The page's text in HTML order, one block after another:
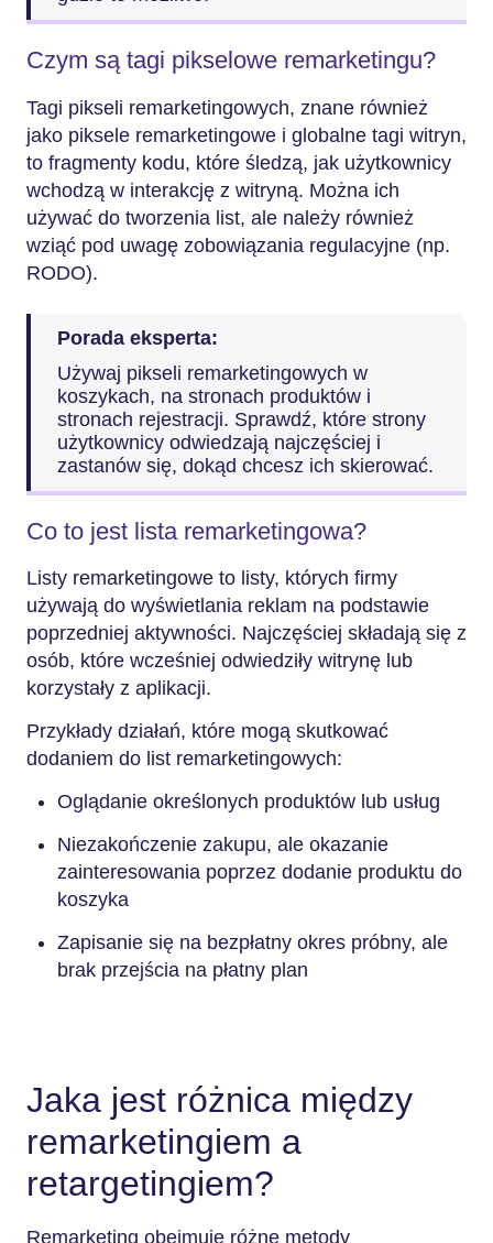
Czym są tagi pikselowe remarketingu?
Tagi pikseli remarketingowych, znane również
jako piksele remarketingowe i globalne tagi witryn,
to fragmenty kodu, które śledzą, jak użytkownicy
wchodzą w interakcję z witryną. Można ich
używać do tworzenia list, ale należy również
wziąć pod uwagę zobowiązania regulacyjne (np.
RODO).
Porada eksperta:
Używaj pikseli remarketingowych w
koszykach, na stronach produktów i
stronach rejestracji. Sprawdź, które strony
użytkownicy odwiedzają najczęściej i
zastanów się, dokąd chcesz ich skierować.
Co to jest lista remarketingowa?
Listy remarketingowe to listy, których firmy
używają do wyświetlania reklam na podstawie
poprzedniej aktywności. Najczęściej składają się z
osób, które wcześniej odwiedziły witrynę lub
korzystały z aplikacji.
Przykłady działań, które mogą skutkować
dodaniem do list remarketingowych:
Oglądanie określonych produktów lub usług
Niezakończenie zakupu, ale okazanie
zainteresowania poprzez dodanie produktu do
koszyka
Zapisanie się na bezpłatny okres próbny, ale
brak przejścia na płatny plan
Jaka jest różnica między
remarketingiem a
retargetingiem?
Remarketing obejmuje różne metody